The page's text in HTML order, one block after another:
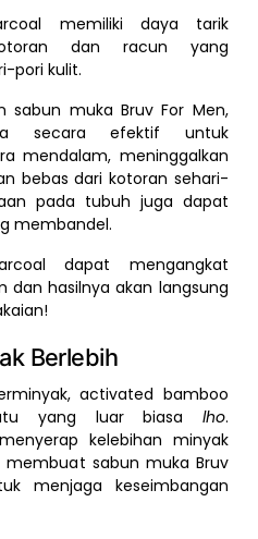
memiliki daya tarik
dan racun yang
pori kulit.
sabun muka Bruv For Men,
secara efektif untuk
mendalam, meninggalkan
bebas dari kotoran sehari-
pada tubuh juga dapat
membandel.
dapat mengangkat
dan hasilnya akan langsung
Berlebih
activated bamboo
yang luar biasa lho.
kelebihan minyak
sabun muka Bruv
menjaga keseimbangan